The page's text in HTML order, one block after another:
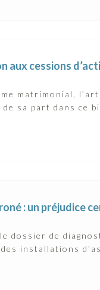
aux cessions
matrimonial,
sa part dans ce
: un préjudice
dossier de
installations